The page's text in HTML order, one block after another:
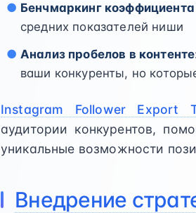
Бенчмаркинг коэффициента
средних показателей ниши
Анализ пробелов в контенте
ваши конкуренты, но
Instagram Follower Export
аудитории конкурентов,
уникальные возможности
Внедрение